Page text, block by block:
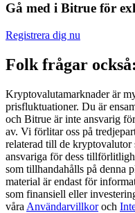
Gå med de bästa
Gå med i Bitrue för
Registrera dig nu
Folk frågar
Kryptovalutamarknader är
prisfluktuationer. Du är
och Bitrue är inte ansvarig
av. Vi förlitar oss på
relaterad till de kryptovalutor
ansvariga för dess
som tillhandahålls på denna
material är endast för
som finansiell eller
våra Användarvillkoroch